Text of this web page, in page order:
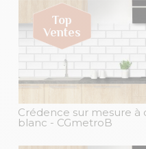
Crédence sur mesure
blanc - CGmetroB